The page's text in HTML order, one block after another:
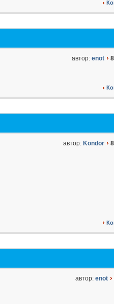
автор: enot
автор: Kondor
автор: enot